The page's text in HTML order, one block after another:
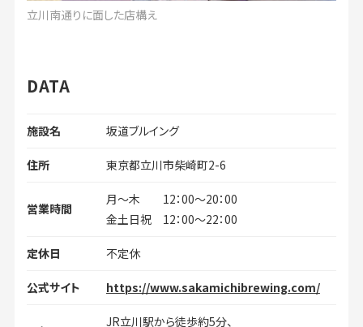
立川南通りに面した店構え
DATA
施設名 坂道ブルイング
住所 東京都立川市柴崎町2-6
営業時間
月～木 12：00～20：00
金土日祝 12：00～22：00
定休日 不定休
公式サイト https://www.sakamichibrewing.com/
JR立川駅から徒歩約5分、